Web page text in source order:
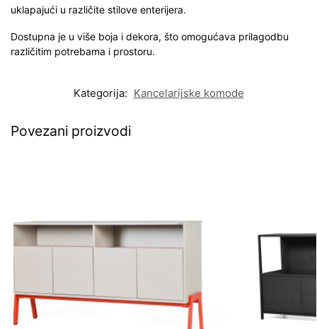
uklapajući u različite stilove enterijera.
Dostupna je u više boja i dekora, što omogućava prilagodbu
različitim potrebama i prostoru.
Kategorija: Kancelarijske komode
Povezani proizvodi